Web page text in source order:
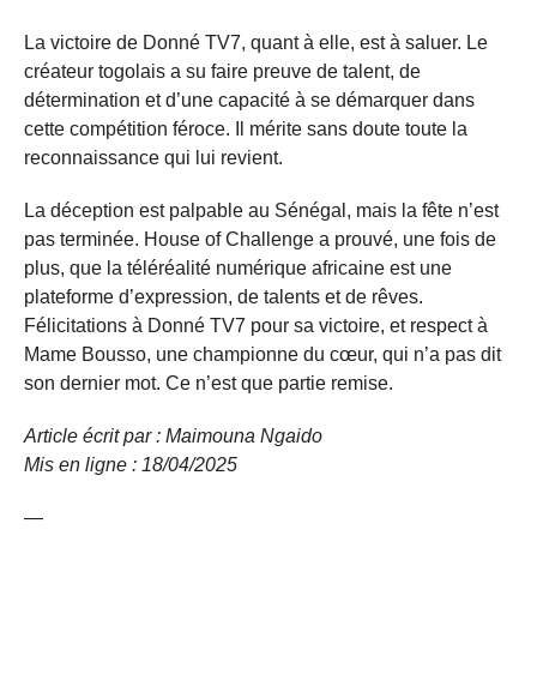
La victoire de Donné TV7, quant à elle, est à saluer. Le
créateur togolais a su faire preuve de talent, de
détermination et d’une capacité à se démarquer dans
cette compétition féroce. Il mérite sans doute toute la
reconnaissance qui lui revient.
La déception est palpable au Sénégal, mais la fête n’est
pas terminée. House of Challenge a prouvé, une fois de
plus, que la téléréalité numérique africaine est une
plateforme d’expression, de talents et de rêves.
Félicitations à Donné TV7 pour sa victoire, et respect à
Mame Bousso, une championne du cœur, qui n’a pas dit
son dernier mot. Ce n’est que partie remise.
Article écrit par : Maimouna Ngaido
Mis en ligne : 18/04/2025
—